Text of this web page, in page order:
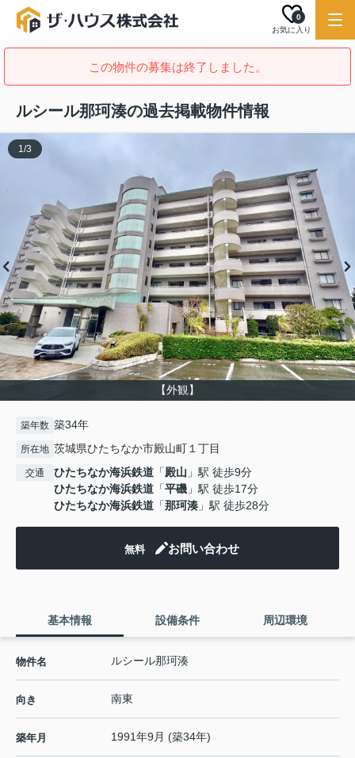
お気に入り
0
この物件の募集は終了しました。
ルシール那珂湊の過去掲載物件情報
【外観】
1/3
築年数 築34年
所在地 茨城県ひたちなか市殿山町１丁目
交通 ひたちなか海浜鉄道 「殿山 」駅 徒歩9分
ひたちなか海浜鉄道 「平磯 」駅 徒歩17分
ひたちなか海浜鉄道 「那珂湊 」駅 徒歩28分
無料 お問い合わせ
基本情報 設備条件 周辺環境
物件名 ルシール那珂湊
向き 南東
築年月 1991年9月 (築34年)